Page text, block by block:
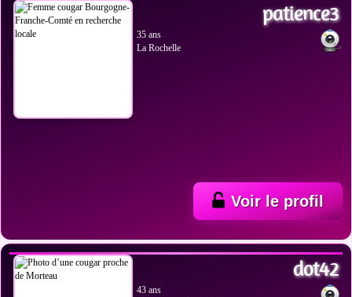
patience3
35 ans
La Rochelle
Voir le profil
dot42
43 ans